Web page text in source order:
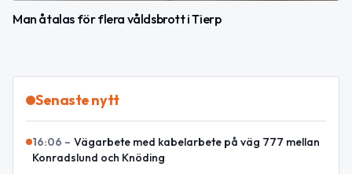
Man åtalas för flera våldsbrott i Tierp
Senaste nytt
16:06 – Vägarbete med kabelarbete på väg 777 mellan
Konradslund och Knöding